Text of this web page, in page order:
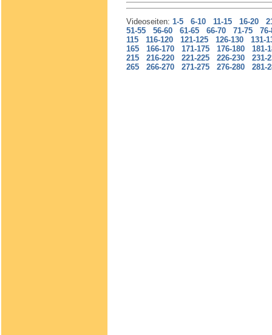
Videoseiten: 1-5 6-10 11-15 16-20
51-55
56-60 61-65 66-70 71-75
115
116-120 121-125 126-130
131-
165
166-170 171-175 176-180
181-
215
216-220 221-225 226-230
231-
265
266-270 271-275 276-280 281-